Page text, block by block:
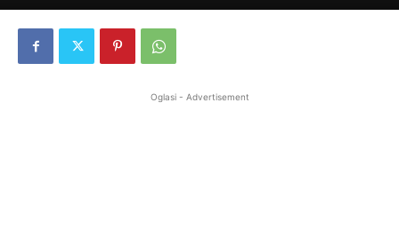
Oglasi - Advertisement